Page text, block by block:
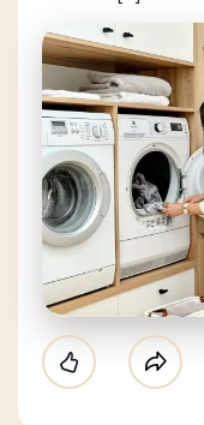
Like Partager